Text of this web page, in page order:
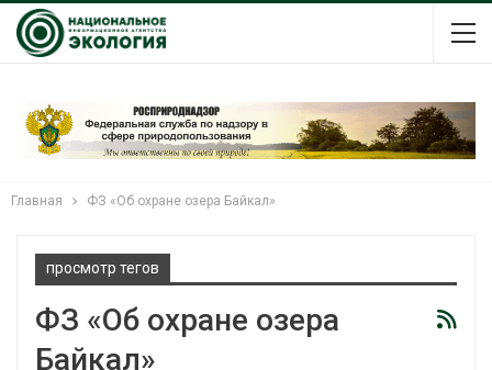
Главная ФЗ «Об охране озера Байкал»
просмотр тегов
ФЗ «Об охране озера
Байкал»